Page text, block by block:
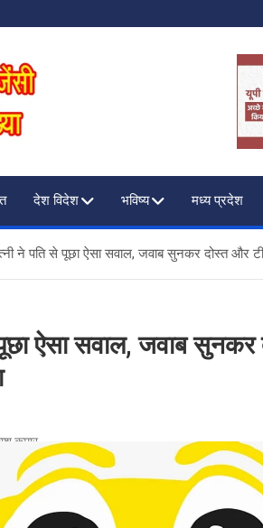
AGENCY OF
देश विदेश भविष्य मध्य प्रदेश
ने पति से पूछा ऐसा सवाल, जवाब सुनकर दोस्त और
ऐसा सवाल, जवाब सुनकर
कुमार